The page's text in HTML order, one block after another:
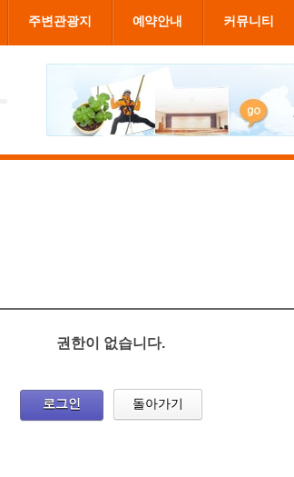
주변관광지 예약안내 커뮤니티
권한이 없습니다.
로그인 돌아가기